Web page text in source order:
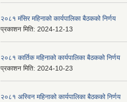
२०८१ मंसिर महिनाको कार्यपालिका बैठकको निर्णय
प्रकाशन मिति: 2024-12-13
२०८१ कार्तिक महिनाको कार्यपालिका बैठकको निर्णय
प्रकाशन मिति: 2024-10-23
२०८१ अस्विन महिनाको कार्यपालिका बैठकको निर्णय